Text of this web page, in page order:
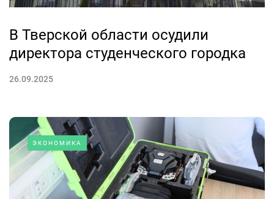
В Тверской области осудили
директора студенческого городка
26.09.2025
ЭКОНОМИКА